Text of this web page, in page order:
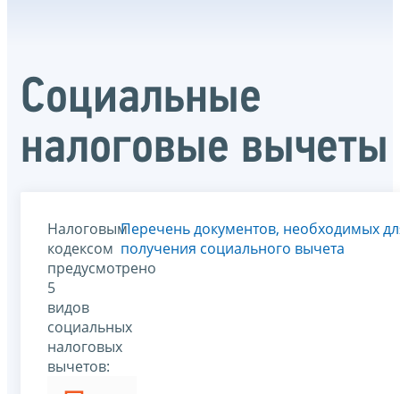
Социальные
налоговые вычеты
Налоговым
кодексом
предусмотрено
5
видов
социальных
налоговых
вычетов:
Перечень документов, необходимых
получения социального вычета